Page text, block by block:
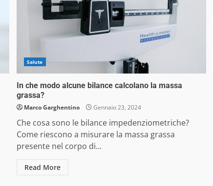
Salute
In che modo alcune bilance calcolano la massa
grassa?
Marco Garghentino Gennaio 23, 2024
Che cosa sono le bilance impedenziometriche?
Come riescono a misurare la massa grassa
presente nel corpo di...
Read More